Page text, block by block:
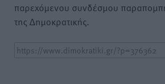
παρεχόμενου συνδέσμου
της Δημοκρατικής.